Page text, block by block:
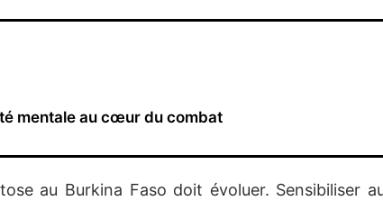
mentale au cœur du combat
au Burkina Faso doit évoluer. Sensibiliser